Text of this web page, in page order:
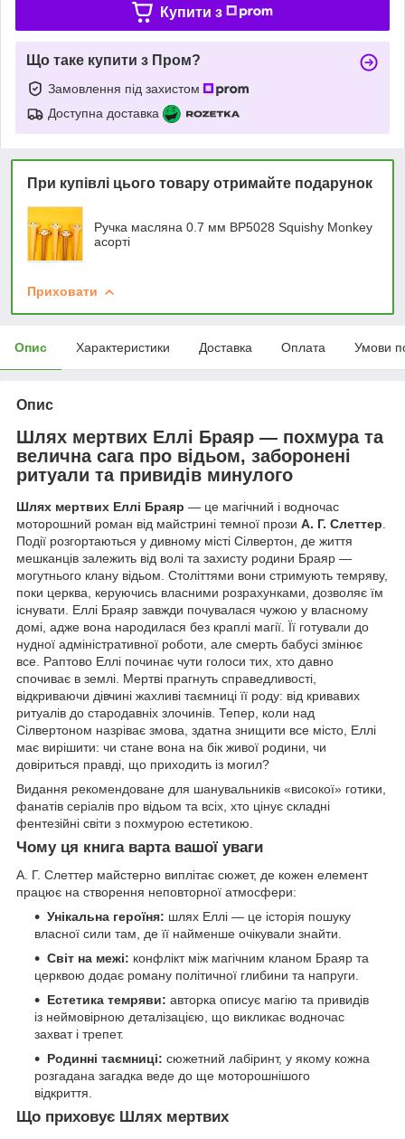
Купити з
Що таке купити з Пром?
Замовлення під захистом
Доступна доставка
При купівлі цього товару отримайте подарунок
Ручка масляна 0.7 мм BP5028 Squishy Monkey
асорті
Приховати
Опис Характеристики Доставка Оплата Умови
Опис
Шлях мертвих Еллі Браяр — похмура та
велична сага про відьом, заборонені
ритуали та привидів минулого
Шлях мертвих Еллі Браяр — це магічний і водночас
моторошний роман від майстрині темної прози А. Г. Слеттер.
Події розгортаються у дивному місті Сілвертон, де життя
мешканців залежить від волі та захисту родини Браяр —
могутнього клану відьом. Століттями вони стримують темряву,
поки церква, керуючись власними розрахунками, дозволяє їм
існувати. Еллі Браяр завжди почувалася чужою у власному
домі, адже вона народилася без краплі магії. Її готували до
нудної адміністративної роботи, але смерть бабусі змінює
все. Раптово Еллі починає чути голоси тих, хто давно
спочиває в землі. Мертві прагнуть справедливості,
відкриваючи дівчині жахливі таємниці її роду: від кривавих
ритуалів до стародавніх злочинів. Тепер, коли над
Сілвертоном назріває змова, здатна знищити все місто, Еллі
має вирішити: чи стане вона на бік живої родини, чи
довіриться правді, що приходить із могил?
Видання рекомендоване для шанувальників «високої» готики,
фанатів серіалів про відьом та всіх, хто цінує складні
фентезійні світи з похмурою естетикою.
Чому ця книга варта вашої уваги
А. Г. Слеттер майстерно виплітає сюжет, де кожен елемент
працює на створення неповторної атмосфери:
Унікальна героїня: шлях Еллі — це історія пошуку
власної сили там, де її найменше очікували знайти.
Світ на межі: конфлікт між магічним кланом Браяр та
церквою додає роману політичної глибини та напруги.
Естетика темряви: авторка описує магію та привидів
із неймовірною деталізацією, що викликає водночас
захват і трепет.
Родинні таємниці: сюжетний лабіринт, у якому кожна
розгадана загадка веде до ще моторошнішого
відкриття.
Що приховує Шлях мертвих